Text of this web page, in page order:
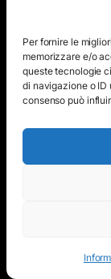
Per fornire le
memorizzare e/o
queste tecnologie
di navigazione o ID
consenso può
Si dichiara, ai
questo sito non
periodica” in
regolari. Le
Copyright ©
autorizzazione.
immagini,
protetto da
diffuso tramite
esplicita